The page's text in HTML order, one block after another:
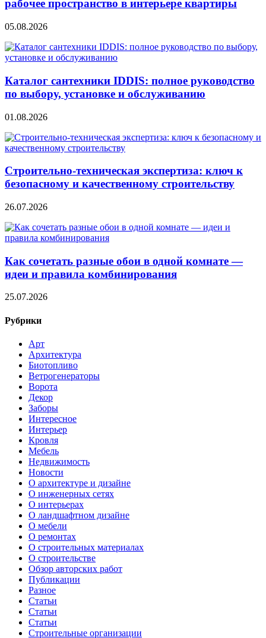
рабочее пространство в интерьере квартиры
05.08.2026
Каталог сантехники IDDIS: полное руководство
по выбору, установке и обслуживанию
01.08.2026
Строительно‑техническая экспертиза: ключ к
безопасному и качественному строительству
26.07.2026
Как сочетать разные обои в одной комнате —
идеи и правила комбинирования
25.07.2026
Рубрики
Арт
Архитектура
Биотопливо
Ветрогенераторы
Ворота
Декор
Заборы
Интересное
Интерьер
Кровля
Мебель
Недвижимость
Новости
О архитектуре и дизайне
О инженерных сетях
О интерьерах
О ландшафтном дизайне
О мебели
О ремонтах
О строительных материалах
О строительстве
Обзор авторских работ
Публикации
Разное
Статьи
Статьи
Статьи
Строительные организации